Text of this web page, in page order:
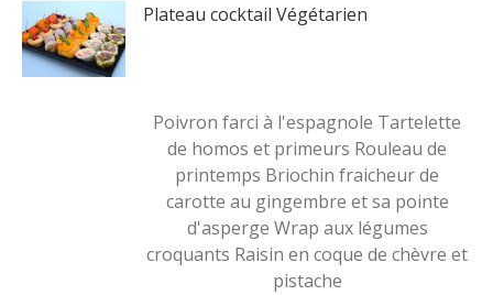
Plateau cocktail Végétarien
Poivron farci à l'espagnole Tartelette
de homos et primeurs Rouleau de
printemps Briochin fraicheur de
carotte au gingembre et sa pointe
d'asperge Wrap aux légumes
croquants Raisin en coque de chèvre et
pistache